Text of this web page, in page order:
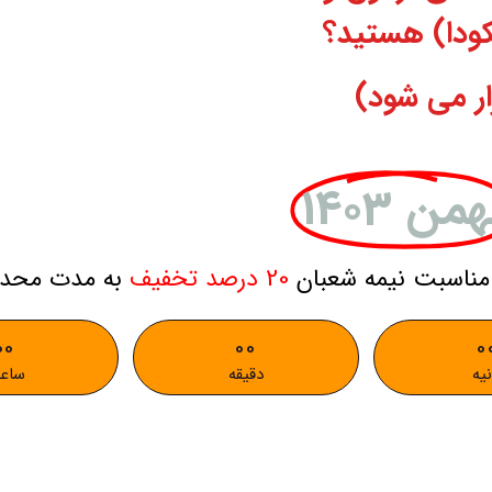
می شود)
1403
نیمه شعبان 20 درصد تخفیف به مدت
00
دقیقه